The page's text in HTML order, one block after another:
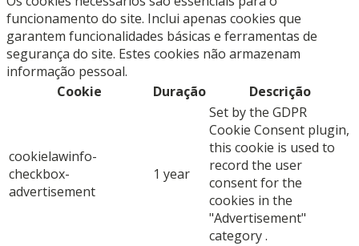
funcionamento do site. Inclui apenas cookies que
garantem funcionalidades básicas e ferramentas de
segurança do site. Estes cookies não armazenam
informação pessoal.
Cookie
Duração Descrição
cookielawinfo-
checkbox-
advertisement
1 year
Set by the GDPR
Cookie Consent plugin,
this cookie is used to
record the user
consent for the
cookies in the
"Advertisement"
category .